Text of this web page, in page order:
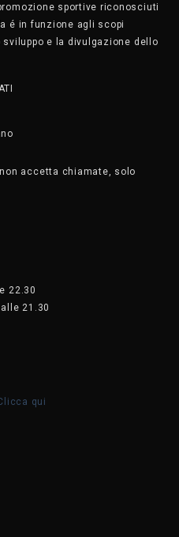
promozione sportive riconosciuti
é in funzione agli scopi
e la divulgazione dello
accetta chiamate, solo
22.30
21.30
qui